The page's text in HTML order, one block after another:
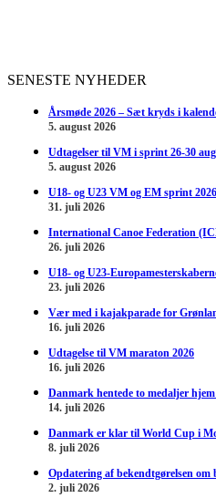
SENESTE NYHEDER
Årsmøde 2026 – Sæt kryds i
5. august 2026
Udtagelser til VM i sprint 26-30
5. august 2026
U18- og U23 VM og EM sprint
31. juli 2026
International Canoe Federation
26. juli 2026
U18- og U23-
23. juli 2026
Vær med i kajakparade for
16. juli 2026
Udtagelse til VM maraton 2026
16. juli 2026
Danmark hentede to medaljer
14. juli 2026
Danmark er klar til World Cup i
8. juli 2026
Opdatering af bekendtgørelsen
2. juli 2026